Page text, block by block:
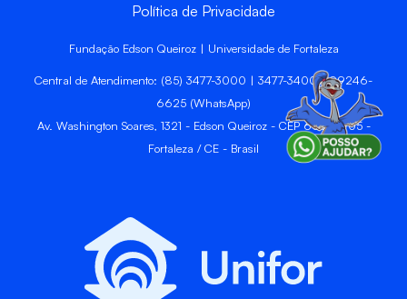
Política de Privacidade
Fundação Edson Queiroz | Universidade de Fortaleza
Central de Atendimento: (85) 3477-3000 | 3477-3400 | 99246-
6625 (WhatsApp)
Av. Washington Soares, 1321 - Edson Queiroz - CEP 60811-905 -
Fortaleza / CE - Brasil